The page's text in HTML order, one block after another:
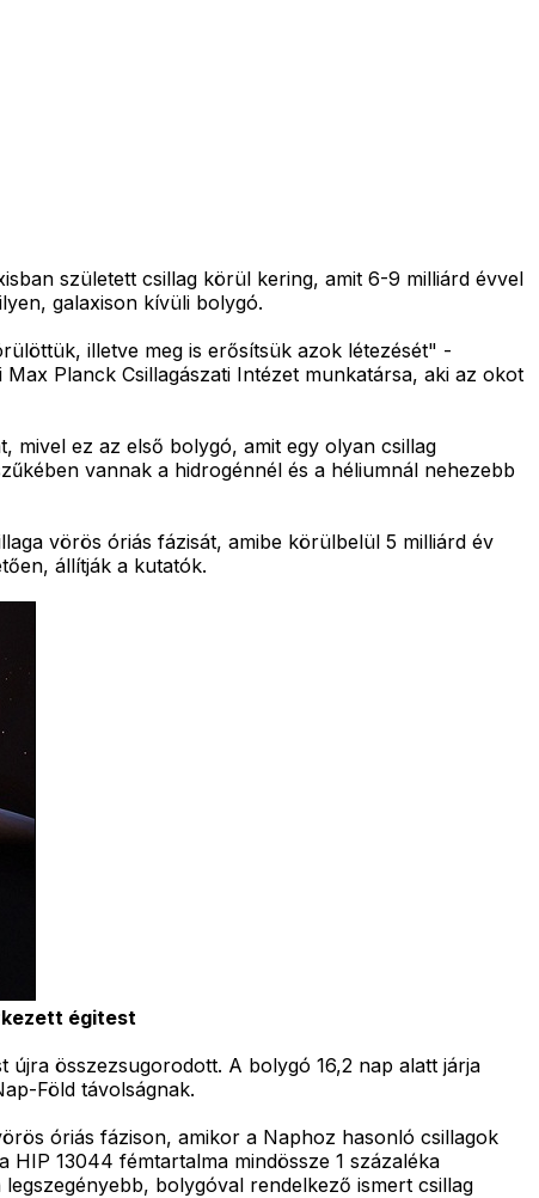
született csillag körül kering, amit 6-9 milliárd évvel
galaxison kívüli bolygó.
illetve meg is erősítsük azok létezését" -
Planck Csillagászati Intézet munkatársa, aki az okot
mivel ez az első bolygó, amit egy olyan csillag
vannak a hidrogénnél és a héliumnál nehezebb
vörös óriás fázisát, amibe körülbelül 5 milliárd év
állítják a kutatók.
égitest
összezsugorodott. A bolygó 16,2 nap alatt járja
Föld távolságnak.
óriás fázison, amikor a Naphoz hasonló csillagok
13044 fémtartalma mindössze 1 százaléka
bolygóval rendelkező ismert csillag